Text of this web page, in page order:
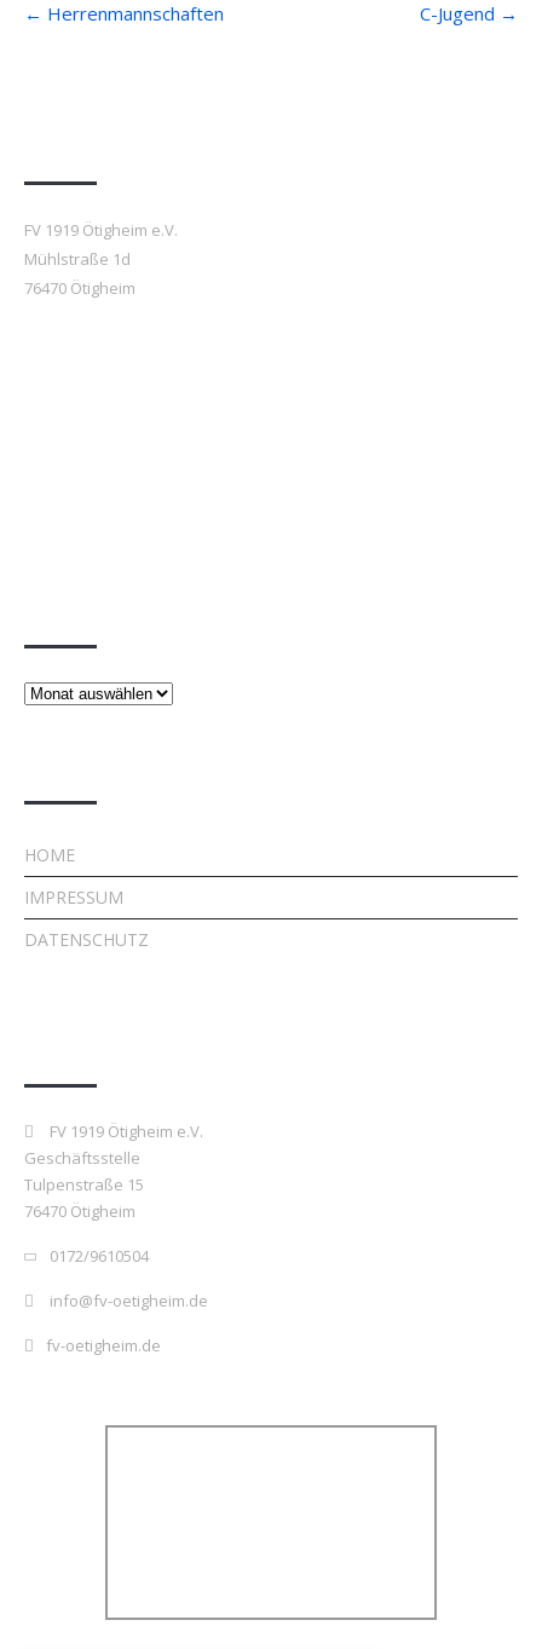
navigation
← Herrenmannschaften C-Jugend →
FV 1919 Ötigheim e.V.
Mühlstraße 1d
76470 Ötigheim
Beiträge
HOME
IMPRESSUM
DATENSCHUTZ
FV 1919 Ötigheim e.V.
Geschäftsstelle
Tulpenstraße 15
76470 Ötigheim
0172/9610504
info@fv-oetigheim.de
fv-oetigheim.de